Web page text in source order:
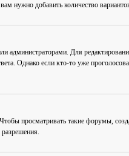
нужно добавить количество
Для
Однако если кто-то уже
просматривать такие форумы,